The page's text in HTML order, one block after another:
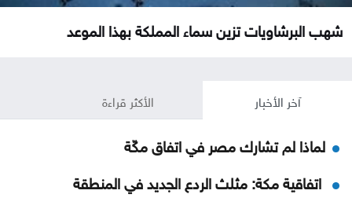
شهب البرشاويات تزين سماء المملكة بهذا الموعد
آخر الأخبار الأكثر قراءة
لماذا لم تشارك مصر في اتفاق مكّة
اتفاقية مكة: مثلث الردع الجديد في المنطقة